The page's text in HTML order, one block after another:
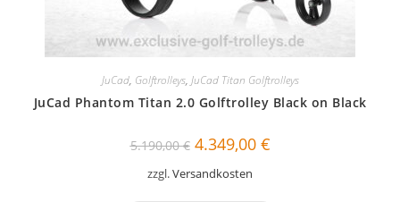
JuCad, Golftrolleys, JuCad Titan Golftrolleys
JuCad Phantom Titan 2.0 Golftrolley Black on Black
5.190,00€ Ursprünglicher
Preis
war:
5.190,00 €
4.349,00 €Aktueller
Preis
zzgl.Versandkosten